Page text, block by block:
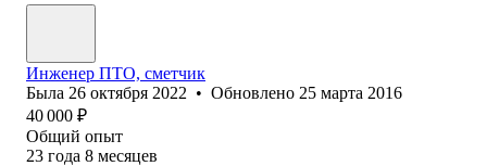
Инженер ПТО, сметчик
Была 26 октября 2022 • Обновлено 25 марта 2016
40 000 ₽
Общий опыт
23 года 8 месяцев